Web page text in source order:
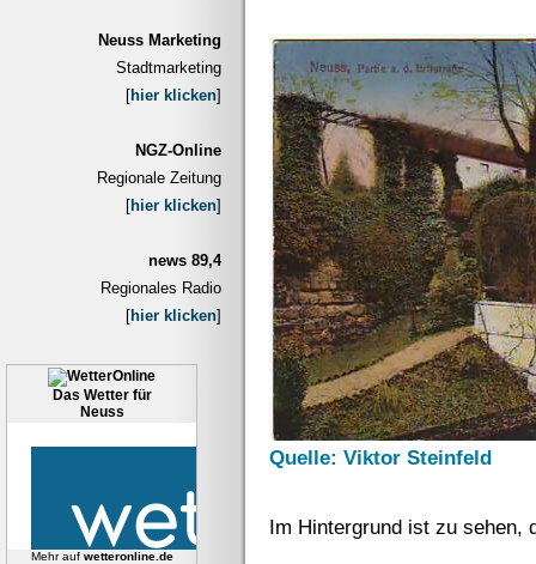
Neuss Marketing
Stadtmarketing
[hier klicken]
NGZ-Online
Regionale Zeitung
[hier klicken]
news 89,4
Regionales Radio
[hier klicken]
Das Wetter für
Neuss
Mehr auf wetteronline.de
Quelle: Viktor Steinfeld
Im Hintergrund ist zu sehen,